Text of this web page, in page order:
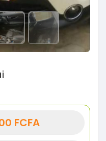
FCFA